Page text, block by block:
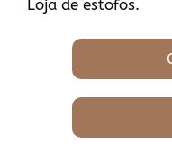
Loja de estofos.